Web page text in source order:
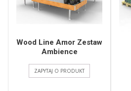
Wood Line Amor Zestaw
Ambience
ZAPYTAJ O PRODUKT